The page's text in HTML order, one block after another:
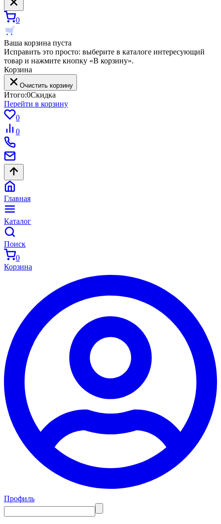
0
Ваша корзина пуста
Исправить это просто: выберите в каталоге интересующий
товар и нажмите кнопку «В корзину».
Корзина
Очистить корзину
Итого:0Скидка
Перейти в корзину
0
0
Главная
Каталог
Поиск
0
Корзина
Профиль